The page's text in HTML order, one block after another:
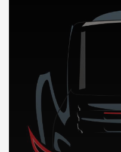
DÉCOUVREZ NOTRE